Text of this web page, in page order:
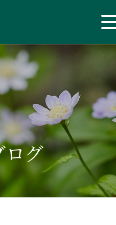
ログ